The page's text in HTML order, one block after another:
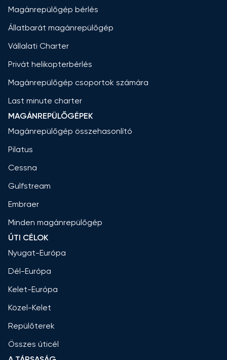
Magánrepülőgép bérlés
Állatbarát magánrepülőgép
Vállalati Charter
Privát helikopterbérlés
Magánrepülőgép csoportok számára
Last minute charter
MAGÁNREPÜLŐGÉPEK
Magánrepülőgép összehasonlító
Pilatus
Cessna
Gulfstream
Embraer
Minden magánrepülőgép
ÚTI CÉLOK
Nyugat-Európa
Dél-Európa
Kelet-Európa
Közel-Kelet
Repülőterek
Összes úticél